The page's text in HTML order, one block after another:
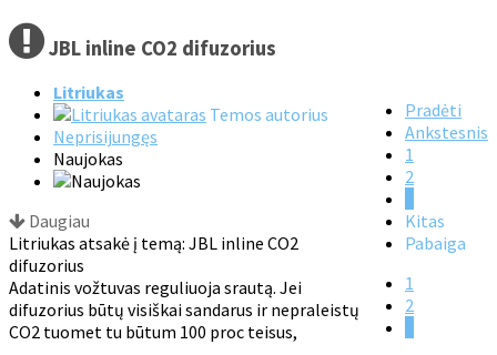
JBL inline CO2 difuzorius
Pradėti
Ankstesnis
1
2
Kitas
Pabaiga
1
2
Litriukas
Temos autorius
Neprisijungęs
Naujokas
Daugiau
Litriukas atsakė į temą: JBL inline CO2
difuzorius
Adatinis vožtuvas reguliuoja srautą. Jei
difuzorius būtų visiškai sandarus ir nepraleistų
CO2 tuomet tu būtum 100 proc teisus,